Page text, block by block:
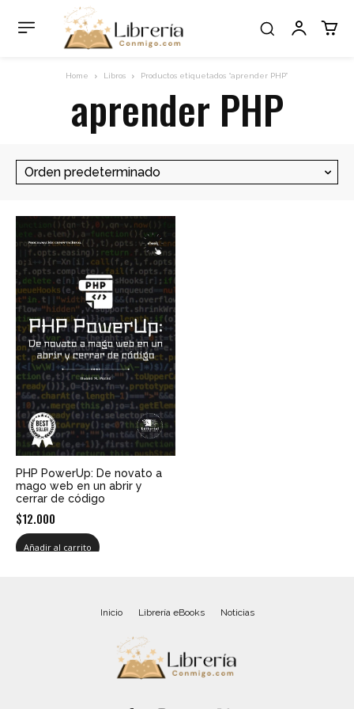
Home Libros Productos etiquetados “aprender PHP”
aprender PHP
PHP PowerUp: De novato a
mago web en un abrir y
cerrar de código
$12.000
Añadir al carrito
Inicio Librería eBooks Noticias